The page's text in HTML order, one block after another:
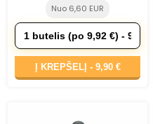
Nuo 6,60 EUR
Į KREPŠELĮ - 9,90 €